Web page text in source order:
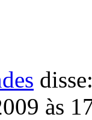
às